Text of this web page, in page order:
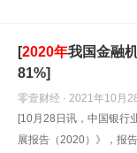
[2020年我国金融
81%]
零壹财经 · 2021年10月
[10月28日讯，中国银行
展报告（2020）》，报